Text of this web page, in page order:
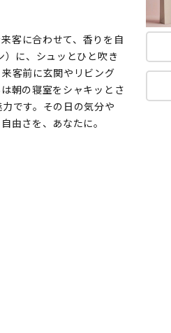
客に合わせて、香りを自
に、シュッとひと吹き
客前に玄関やリビング
朝の寝室をシャキッとさ
です。その日の気分や
由さを、あなたに。